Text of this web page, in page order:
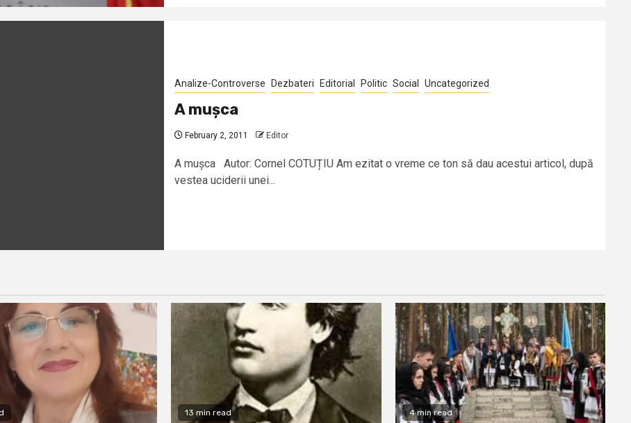
Analize-Controverse Dezbateri Editorial Politic Social Uncategorized
A mușca
February 2, 2011 Editor
A mușca Autor: Cornel COTUȚIU Am ezitat o vreme ce ton să dau acestui articol, după
vestea uciderii unei...
13 min read 4 min read